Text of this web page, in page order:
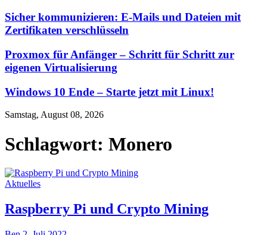
Sicher kommunizieren: E-Mails und Dateien mit
Zertifikaten verschlüsseln
Proxmox für Anfänger – Schritt für Schritt zur
eigenen Virtualisierung
Windows 10 Ende – Starte jetzt mit Linux!
Samstag, August 08, 2026
Schlagwort: Monero
Aktuelles
Raspberry Pi und Crypto Mining